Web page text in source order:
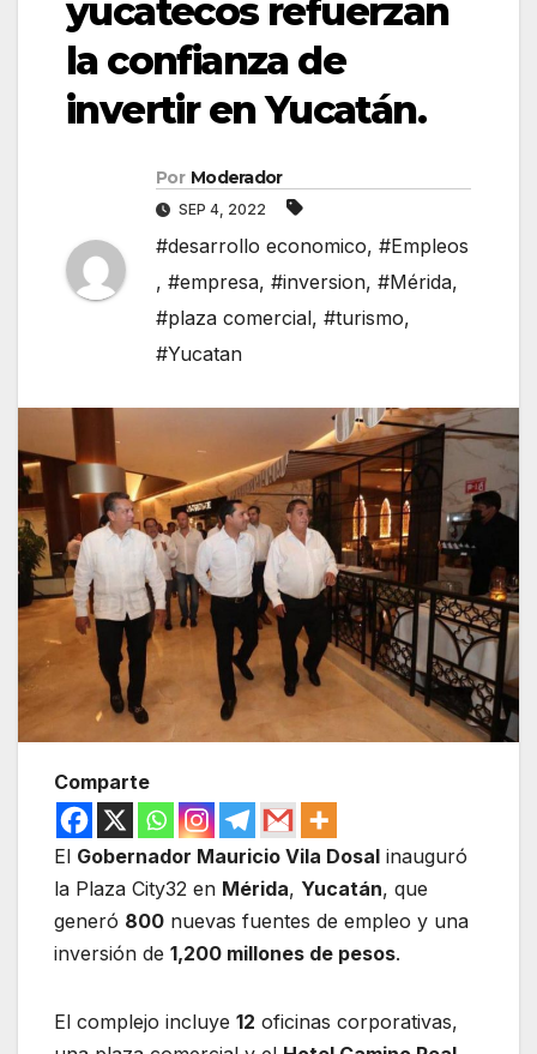
yucatecos refuerzan
la confianza de
invertir en Yucatán.
Por Moderador
SEP 4, 2022
#desarrollo economico, #Empleos
, #empresa, #inversion, #Mérida,
#plaza comercial, #turismo,
#Yucatan
Comparte
El Gobernador Mauricio Vila Dosal inauguró
la Plaza City32 en Mérida, Yucatán, que
generó 800 nuevas fuentes de empleo y una
inversión de 1,200 millones de pesos.
El complejo incluye 12 oficinas corporativas,